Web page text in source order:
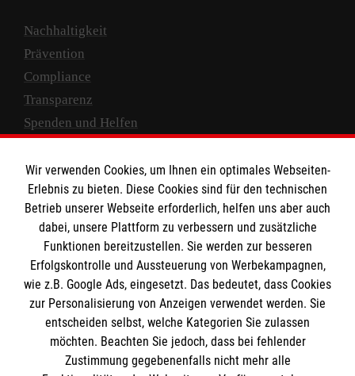
Nachhaltigkeit
Prävention
Compliance
Transparenz
Spenden und Helfen
Empfänger: Malteser Hilfsdienst e.V.
IBAN: DE10 3706 0120 1201 2000 12
BIC: GENODED 1PA7
Wir verwenden Cookies, um Ihnen ein optimales Webseiten-
Erlebnis zu bieten. Diese Cookies sind für den technischen
Betrieb unserer Webseite erforderlich, helfen uns aber auch
dabei, unsere Plattform zu verbessern und zusätzliche
Funktionen bereitzustellen. Sie werden zur besseren
Erfolgskontrolle und Aussteuerung von Werbekampagnen,
wie z.B. Google Ads, eingesetzt. Das bedeutet, dass Cookies
zur Personalisierung von Anzeigen verwendet werden. Sie
entscheiden selbst, welche Kategorien Sie zulassen
möchten. Beachten Sie jedoch, dass bei fehlender
Zustimmung gegebenenfalls nicht mehr alle